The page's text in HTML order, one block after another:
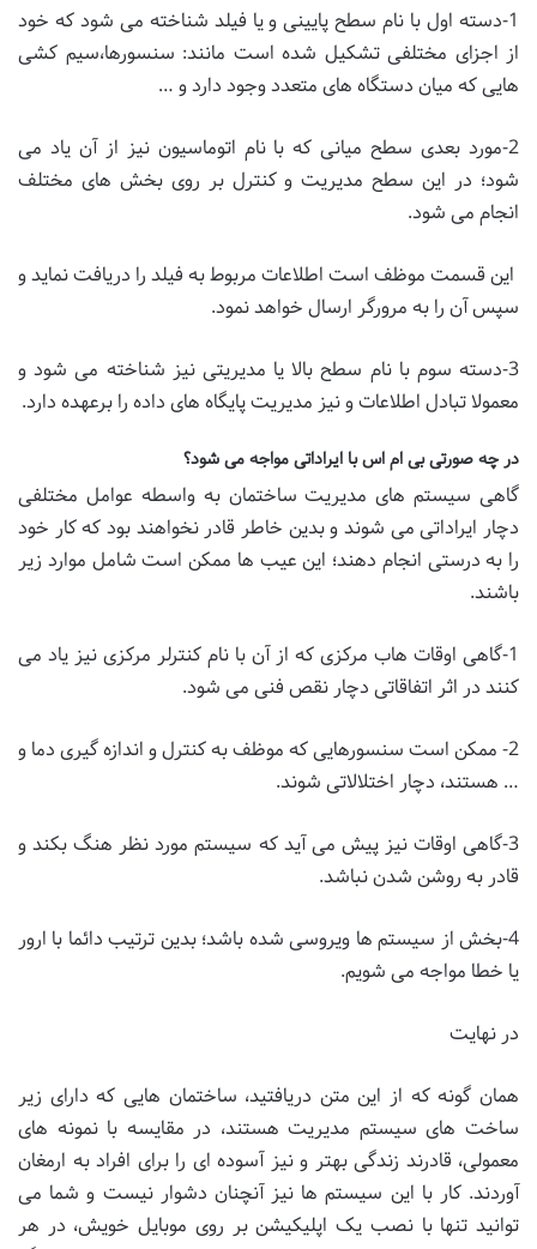
1-دسته اول با نام سطح پایینی و یا فیلد شناخته می شود که خود
از اجزای مختلفی تشکیل شده است مانند: سنسورها،سیم کشی
هایی که میان دستگاه های متعدد وجود دارد و …
2-مورد بعدی سطح میانی که با نام اتوماسیون نیز از آن یاد می
شود؛ در این سطح مدیریت و کنترل بر روی بخش های مختلف
انجام می شود.
این قسمت موظف است اطلاعات مربوط به فیلد را دریافت نماید و
سپس آن را به مرورگر ارسال خواهد نمود.
3-دسته سوم با نام سطح بالا یا مدیریتی نیز شناخته می شود و
معمولا تبادل اطلاعات و نیز مدیریت پایگاه های داده را برعهده دارد.
در چه صورتی بی ام اس با ایراداتی مواجه می شود؟
گاهی سیستم های مدیریت ساختمان به واسطه عوامل مختلفی
دچار ایراداتی می شوند و بدین خاطر قادر نخواهند بود که کار خود
را به درستی انجام دهند؛ این عیب ها ممکن است شامل موارد زیر
باشند.
1-گاهی اوقات هاب مرکزی که از آن با نام کنترلر مرکزی نیز یاد می
کنند در اثر اتفاقاتی دچار نقص فنی می شود.
2- ممکن است سنسورهایی که موظف به کنترل و اندازه گیری دما و
… هستند، دچار اختلالاتی شوند.
3-گاهی اوقات نیز پیش می آید که سیستم مورد نظر هنگ بکند و
قادر به روشن شدن نباشد.
4-بخش از سیستم ها ویروسی شده باشد؛ بدین ترتیب دائما با ارور
یا خطا مواجه می شویم.
در نهایت
همان گونه که از این متن دریافتید، ساختمان هایی که دارای زیر
ساخت های سیستم مدیریت هستند، در مقایسه با نمونه های
معمولی، قادرند زندگی بهتر و نیز آسوده ای را برای افراد به ارمغان
آوردند. کار با این سیستم ها نیز آنچنان دشوار نیست و شما می
توانید تنها با نصب یک اپلیکیشن بر روی موبایل خویش، در هر